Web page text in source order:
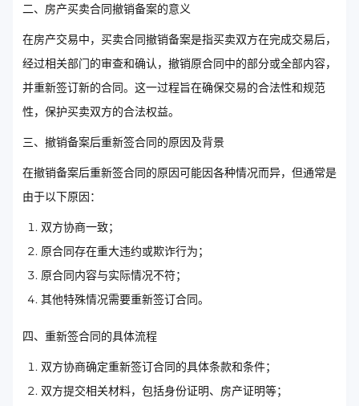
二、房产买卖合同撤销备案的意义
在房产交易中，买卖合同撤销备案是指买卖双方在完成交易后，
经过相关部门的审查和确认，撤销原合同中的部分或全部内容，
并重新签订新的合同。这一过程旨在确保交易的合法性和规范
性，保护买卖双方的合法权益。
三、撤销备案后重新签合同的原因及背景
在撤销备案后重新签合同的原因可能因各种情况而异，但通常是
由于以下原因：
双方协商一致；
原合同存在重大违约或欺诈行为；
原合同内容与实际情况不符；
其他特殊情况需要重新签订合同。
四、重新签合同的具体流程
双方协商确定重新签订合同的具体条款和条件；
双方提交相关材料，包括身份证明、房产证明等；